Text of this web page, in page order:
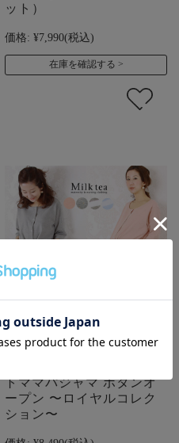
ット）
価格: ¥7,990(税込)
在庫を確認する
＜授乳服 マタニティ＞カ
トママパジャマ ボタンオ
ープン 〜ロイヤルコレク
ション〜